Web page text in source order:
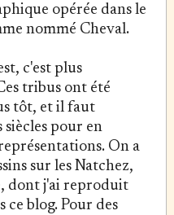
opérée dans le
nommé Cheval.
c'est plus
tribus ont été
tôt, et il faut
pour en
On a
sur les Natchez,
dont j'ai reproduit
ce blog. Pour des